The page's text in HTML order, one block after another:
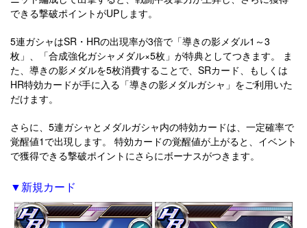
できる撃破ポイントがUPします。
5連ガシャはSR・HRの出現率が3倍で「導きの影メダル1～3
枚」、「合成強化ガシャメダル×5枚」が特典としてつきます。 ま
た、導きの影メダルを5枚消費することで、SRカード、もしくは
HR特効カードが手に入る「導きの影メダルガシャ」をご利用いた
だけます。
さらに、5連ガシャとメダルガシャ内の特効カードは、一定確率で
覚醒値1で出現します。 特効カードの覚醒値が上がると、イベント
で獲得できる撃破ポイントにさらにボーナスがつきます。
▼新規カード